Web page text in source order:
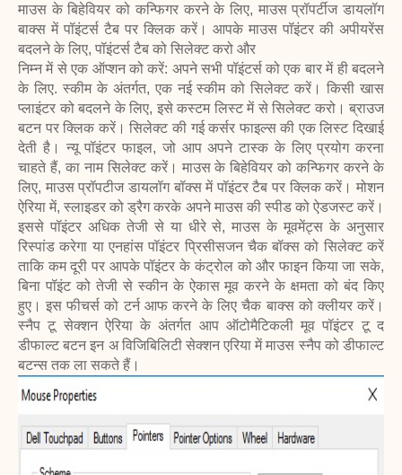
माउस के बिहेवियर को कन्फिगर करने के लिए, माउस प्रॉपर्टीज डायलॉग
बाक्स में पॉइंटर्स टैब पर क्लिक करें। आपके माउस पॉइंटर की अपीयरेंस
बदलने के लिए, पॉइंटर्स टैब को सिलेक्ट करो और
निम्न में से एक ऑप्शन को करें: अपने सभी पॉइंटर्स को एक बार में ही बदलने
के लिए. स्कीम के अंतर्गत, एक नई स्कीम को सिलेक्ट करें। किसी खास
प्लाइंटर को बदलने के लिए, इसे कस्टम लिस्ट में से सिलेक्ट करो। ब्राउज
बटन पर क्लिक करें। सिलेक्ट की गई कर्सर फाइल्स की एक लिस्ट दिखाई
देती है। न्यू पॉइंटर फाइल, जो आप अपने टास्क के लिए प्रयोग करना
चाहते हैं, का नाम सिलेक्ट करें। माउस के बिहेवियर को कन्फिगर करने के
लिए, माउस प्रॉपटीज डायलॉग बॉक्स में पॉइंटर टैब पर क्लिक करें। मोशन
ऐरिया में, स्लाइडर को ड्रैग करके अपने माउस की स्पीड को ऐडजस्ट करें।
इससे पॉइंटर अधिक तेजी से या धीरे से, माउस के मूवमेंट्स के अनुसार
रिस्पांड करेगा या एनहांस पॉइंटर प्रिसीसजन चैक बॉक्स को सिलेक्ट करें
ताकि कम दूरी पर आपके पॉइंटर के कंट्रोल को और फाइन किया जा सके,
बिना पॉइंट को तेजी से स्कीन के ऐकास मूव करने के क्षमता को बंद किए
हुए। इस फीचर्स को टर्न आफ करने के लिए चैक बाक्स को क्लीयर करें।
स्नैप टू सेक्शन ऐरिया के अंतर्गत आप ऑटोमैटिकली मूव पॉइंटर टू द
डीफाल्ट बटन इन अ विजिबिलिटी सेक्शन एरिया में माउस स्नैप को डीफाल्ट
बटन्स तक ला सकते हैं।